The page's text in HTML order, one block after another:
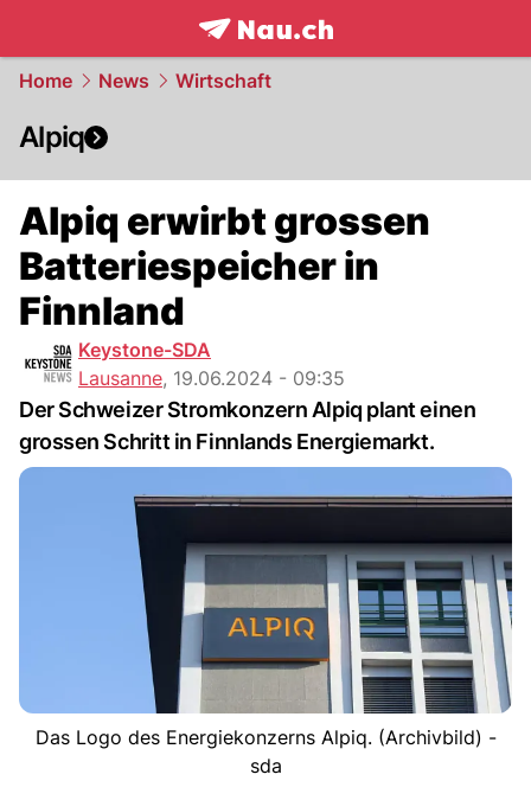
frontpage.NAU.ch
Home News Wirtschaft
Alpiq
Alpiq erwirbt grossen
Batteriespeicher in
Finnland
Keystone-SDA
Lausanne, 19.06.2024 - 09:35
Der Schweizer Stromkonzern Alpiq plant einen
grossen Schritt in Finnlands Energiemarkt.
Das Logo des Energiekonzerns Alpiq. (Archivbild) -
sda